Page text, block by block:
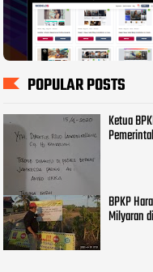
POPULAR POSTS
Ketua
BPKP
Milyaran